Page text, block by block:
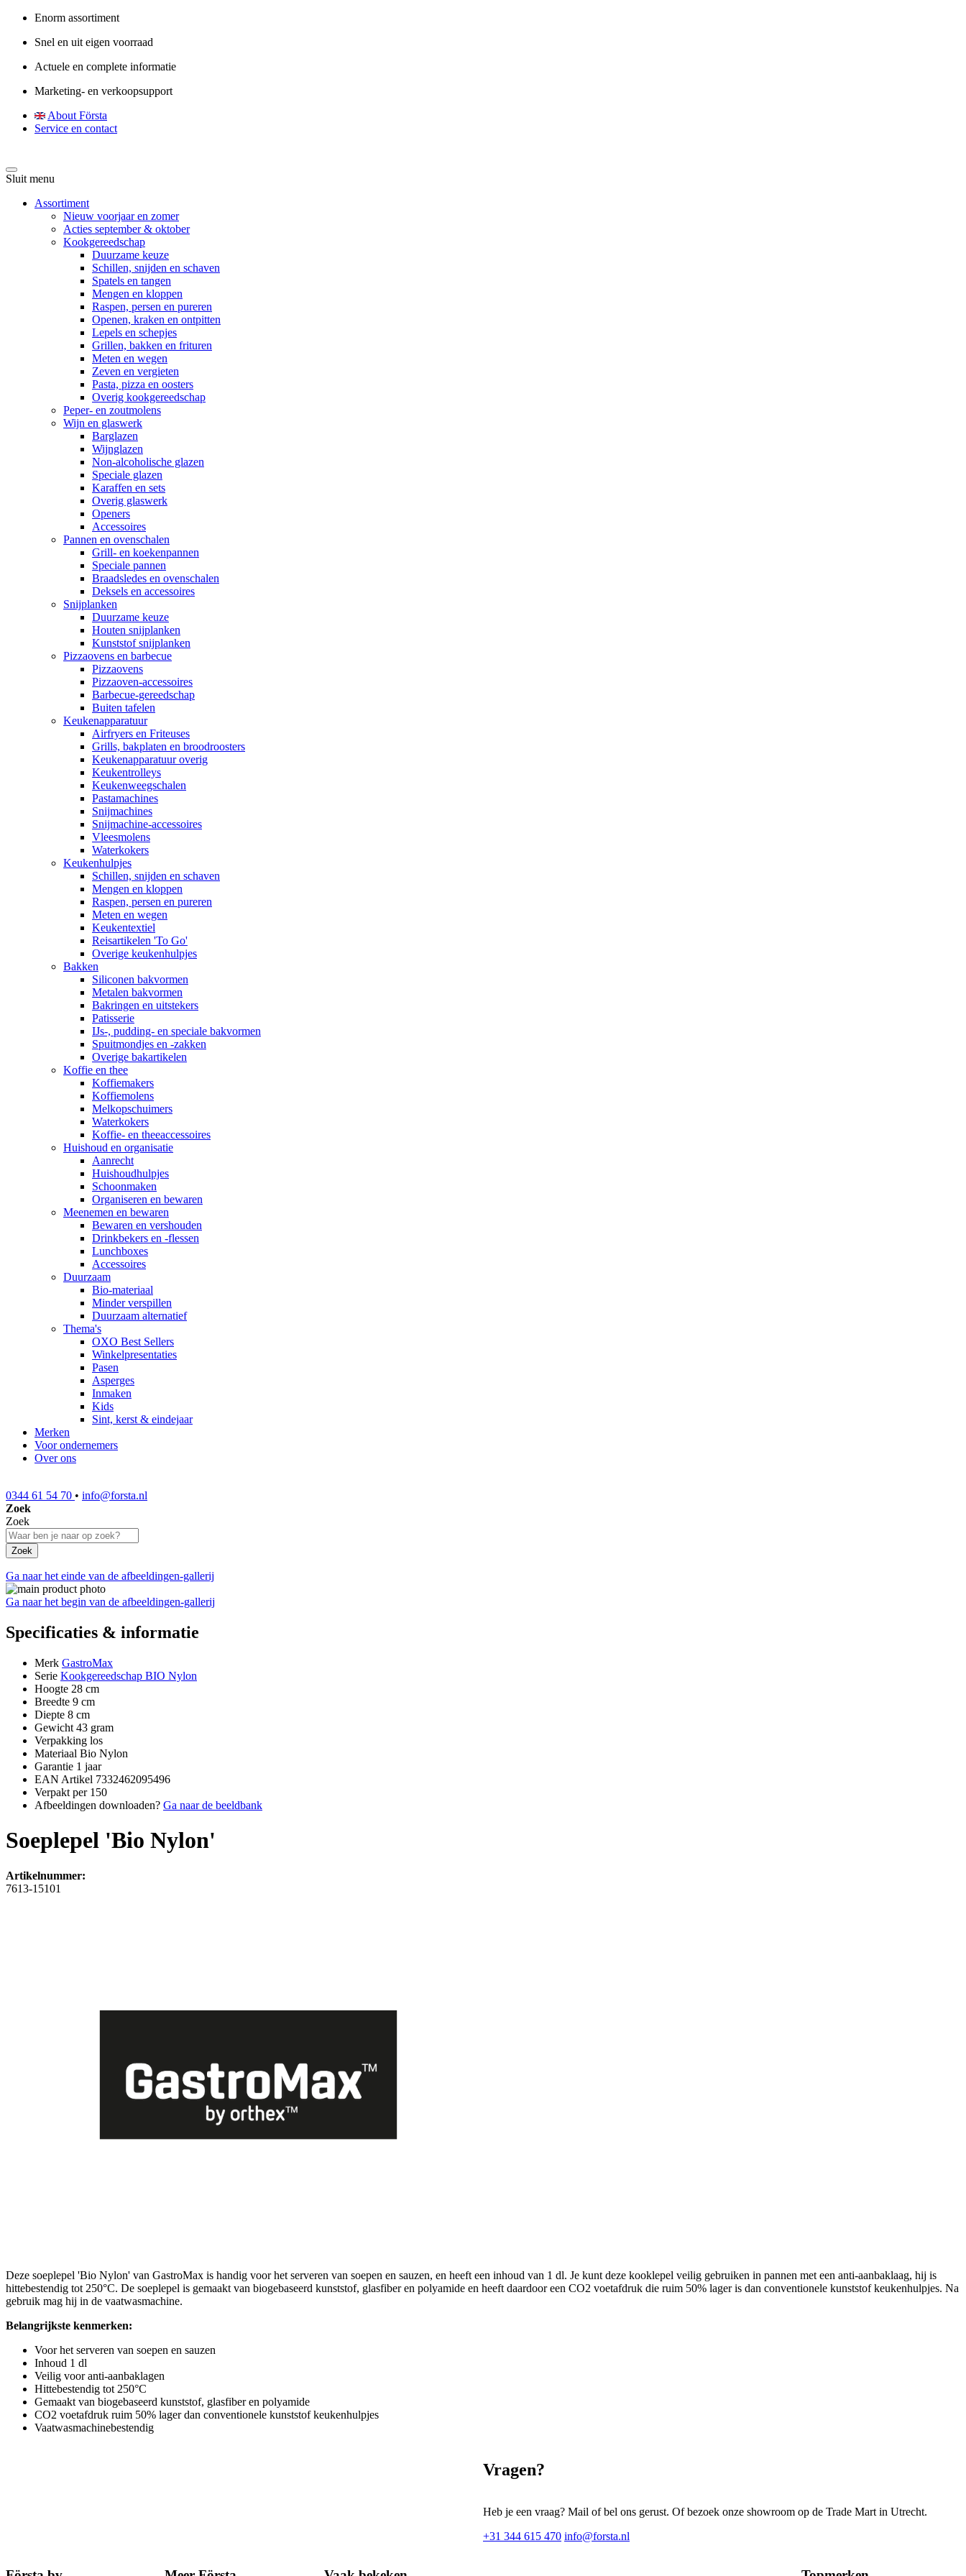
Enorm assortiment
Snel en uit eigen voorraad
Actuele en complete informatie
Marketing- en verkoopsupport
About Första
Service en contact
Sluit menu
Assortiment
Nieuw voorjaar en zomer
Acties september & oktober
Kookgereedschap
Duurzame keuze
Schillen, snijden en schaven
Spatels en tangen
Mengen en kloppen
Raspen, persen en pureren
Openen, kraken en ontpitten
Lepels en schepjes
Grillen, bakken en frituren
Meten en wegen
Zeven en vergieten
Pasta, pizza en oosters
Overig kookgereedschap
Peper- en zoutmolens
Wijn en glaswerk
Barglazen
Wijnglazen
Non-alcoholische glazen
Speciale glazen
Karaffen en sets
Overig glaswerk
Openers
Accessoires
Pannen en ovenschalen
Grill- en koekenpannen
Speciale pannen
Braadsledes en ovenschalen
Deksels en accessoires
Snijplanken
Duurzame keuze
Houten snijplanken
Kunststof snijplanken
Pizzaovens en barbecue
Pizzaovens
Pizzaoven-accessoires
Barbecue-gereedschap
Buiten tafelen
Keukenapparatuur
Airfryers en Friteuses
Grills, bakplaten en broodroosters
Keukenapparatuur overig
Keukentrolleys
Keukenweegschalen
Pastamachines
Snijmachines
Snijmachine-accessoires
Vleesmolens
Waterkokers
Keukenhulpjes
Schillen, snijden en schaven
Mengen en kloppen
Raspen, persen en pureren
Meten en wegen
Keukentextiel
Reisartikelen 'To Go'
Overige keukenhulpjes
Bakken
Siliconen bakvormen
Metalen bakvormen
Bakringen en uitstekers
Patisserie
IJs-, pudding- en speciale bakvormen
Spuitmondjes en -zakken
Overige bakartikelen
Koffie en thee
Koffiemakers
Koffiemolens
Melkopschuimers
Waterkokers
Koffie- en theeaccessoires
Huishoud en organisatie
Aanrecht
Huishoudhulpjes
Schoonmaken
Organiseren en bewaren
Meenemen en bewaren
Bewaren en vershouden
Drinkbekers en -flessen
Lunchboxes
Accessoires
Duurzaam
Bio-materiaal
Minder verspillen
Duurzaam alternatief
Thema's
OXO Best Sellers
Winkelpresentaties
Pasen
Asperges
Inmaken
Kids
Sint, kerst & eindejaar
Merken
Voor ondernemers
Over ons
0344 61 54 70 • info@forsta.nl
Zoek
Zoek
Zoek
Ga naar het einde van de afbeeldingen-gallerij
Ga naar het begin van de afbeeldingen-gallerij
Specificaties & informatie
Merk GastroMax
Serie Kookgereedschap BIO Nylon
Hoogte 28 cm
Breedte 9 cm
Diepte 8 cm
Gewicht 43 gram
Verpakking los
Materiaal Bio Nylon
Garantie 1 jaar
EAN Artikel 7332462095496
Verpakt per 150
Afbeeldingen downloaden? Ga naar de beeldbank
Soeplepel 'Bio Nylon'
Artikelnummer:
7613-15101
Deze soeplepel 'Bio Nylon' van GastroMax is handig voor het serveren van soepen en sauzen, en heeft een inhoud van 1 dl. Je kunt deze kooklepel veilig gebruiken in pannen met een anti-aanbaklaag, hij is
hittebestendig tot 250°C. De soeplepel is gemaakt van biogebaseerd kunststof, glasfiber en polyamide en heeft daardoor een CO2 voetafdruk die ruim 50% lager is dan conventionele kunststof keukenhulpjes. Na
gebruik mag hij in de vaatwasmachine.
Belangrijkste kenmerken:
Voor het serveren van soepen en sauzen
Inhoud 1 dl
Veilig voor anti-aanbaklagen
Hittebestendig tot 250°C
Gemaakt van biogebaseerd kunststof, glasfiber en polyamide
CO2 voetafdruk ruim 50% lager dan conventionele kunststof keukenhulpjes
Vaatwasmachinebestendig
Vragen?
Heb je een vraag? Mail of bel ons gerust. Of bezoek onze showroom op de Trade Mart in Utrecht.
+31 344 615 470 info@forsta.nl